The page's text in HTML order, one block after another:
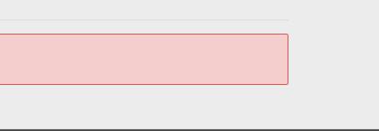
desemnate pentru dirijarea
de circulaţie şi ale nevăzătorilor;